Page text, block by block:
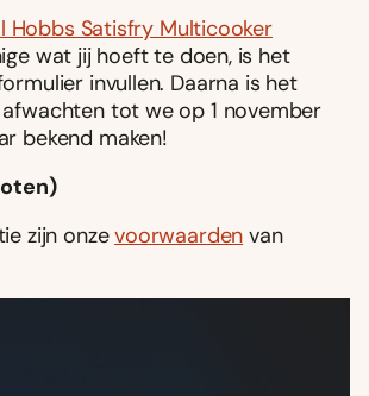
Hobbs Satisfry Multicooker
wat jij hoeft te doen, is het
invullen. Daarna is het
tot we op 1 november
bekend maken!
zijn onzevoorwaarden van